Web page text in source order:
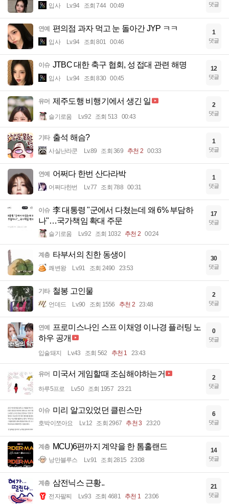
입사 Lv.94 조회 744 00:49 댓글
연예 편의점 과자 먹고 눈 돌아간 JYP ㅋㅋ
입사 Lv.94 조회 801 00:46
1
댓글
이슈 JTBC 대한 축구 협회, 성 접대 관련 해명
입사 Lv.94 조회 830 00:45
12
댓글
유머 제주도행 비행기에서 생긴 일
슬기로움 Lv.92 조회 513 00:43
2
댓글
기타 출석 해슴?
사실난라쿤 Lv.89 조회 369 추천 2 00:33
1
댓글
연예 어쩌다 한번 산다라박
어쩌다한번 Lv.77 조회 788 00:31
1
댓글
이슈 李 대통령 "군에서 다쳤는데 왜 6% 부담하
나"…국가책임 확대 주문
슬기로움 Lv.92 조회 1032 추천 2 00:24
17
댓글
계층 타부서의 친한 동생이
쾌변왕 Lv.91 조회 2490 23:53
30
댓글
기타 철봉 고인물
언데드 Lv.90 조회 1556 추천 2 23:48
2
댓글
연예 프로미스나인 스프 이채영 이나경 플러팅 노
하우 공개
입술돼지 Lv.43 조회 562 추천 1 23:43
0
댓글
유머 미국서 게임할때 조심해야하는거
하루5프로 Lv.50 조회 1957 23:21
2
댓글
이슈 미리 알고있었던 클린스만
호박이쪼아요 Lv.12 조회 2967 추천 3 23:20
6
댓글
계층 MCU)6편까지 계약을 한 톰홀랜드
낭만블루스 Lv.91 조회 2815 23:08
14
댓글
계층 삼전닉스 근황..
전자팔찌 Lv.93 조회 4681 추천 1 23:06
21
댓글